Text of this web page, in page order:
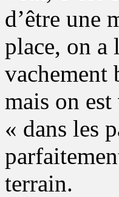
d’être une
place, on a
vachement
mais on
« dans les
terrain.